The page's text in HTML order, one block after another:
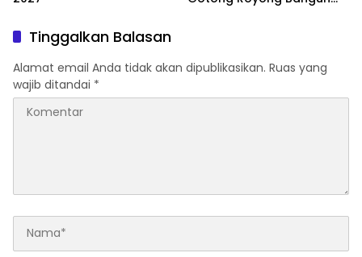
Tinggalkan Balasan
Alamat email Anda tidak akan dipublikasikan. Ruas yang
wajib ditandai *